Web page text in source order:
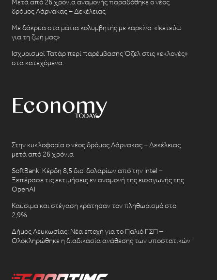
Μετά από 26 χρόνια αναμονής παραδόθηκε ο νέος
δρόμος Λάρνακας – Δεκέλειας
Με δάκρυα στα μάτια κολυμβητής με καρκίνο: «Ικετεύω
για τη ζωή μας»
Ισχυρισμοί Τατάρ περί παρέμβασης Όζελ στις «εκλογές»
στα κατεχόμενα
Στην κυκλοφορία ο νέος δρόμος Λάρνακας – Δεκέλειας
μετά από 26 χρόνια
SoftBank: Κέρδη 8,5 δισ. δολαρίων από την Intel –
Ξεπέρασε τις εκτιμήσεις εν αναμονή της εισαγωγής της
OpenAI
Καύσιμα και στέγαση κράτησαν τον πληθωρισμό στο
2,9%
Δήμος Λευκωσίας: Νέα εποχή για το Παλιό ΓΣΠ –
Ολοκληρώθηκε η διαδικασία ανάθεσης των υποστατικών